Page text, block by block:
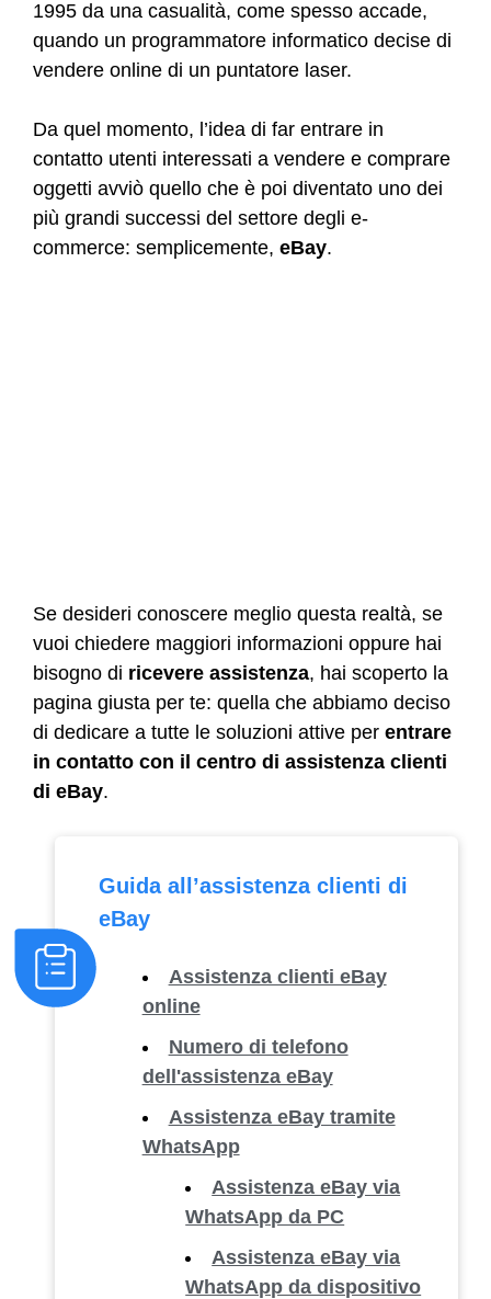
1995 da una casualità, come spesso accade,
quando un programmatore informatico decise di
vendere online di un puntatore laser.
Da quel momento, l’idea di far entrare in
contatto utenti interessati a vendere e comprare
oggetti avviò quello che è poi diventato uno dei
più grandi successi del settore degli e-
commerce: semplicemente, eBay.
Se desideri conoscere meglio questa realtà, se
vuoi chiedere maggiori informazioni oppure hai
bisogno di ricevere assistenza, hai scoperto la
pagina giusta per te: quella che abbiamo deciso
di dedicare a tutte le soluzioni attive per entrare
in contatto con il centro di assistenza clienti
di eBay.
Guida all’assistenza clienti di
eBay
Assistenza clienti eBay
online
Numero di telefono
dell'assistenza eBay
Assistenza eBay tramite
WhatsApp
Assistenza eBay via
WhatsApp da PC
Assistenza eBay via
WhatsApp da dispositivo